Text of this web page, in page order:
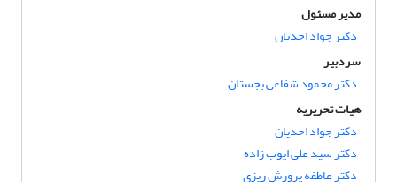
مدیر مسئول
دکتر جواد احدیان
سردبیر
دکتر محمود شفاعی بجستان
هیات تحریریه
دکتر جواد احدیان
دکتر سید علی ایوب زاده
دکتر عاطفه پرورش ریزی